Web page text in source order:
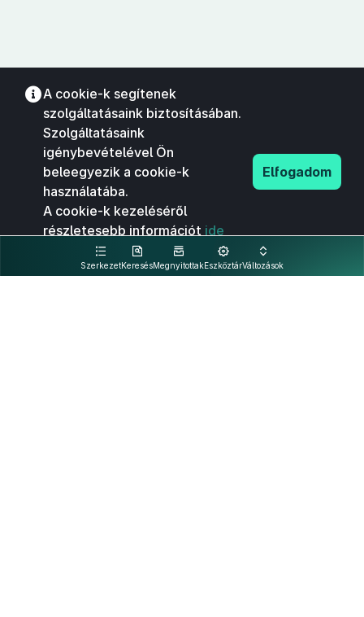
SzerkezetKeresésMegnyitottakEszköztárVáltozások
A cookie-k segítenek
szolgáltatásaink biztosításában.
Szolgáltatásaink
igénybevételével Ön
beleegyezik a cookie-k
használatába.
A cookie-k kezeléséről
részletesebb információt ide
kattintva olvashat.
Elfogadom